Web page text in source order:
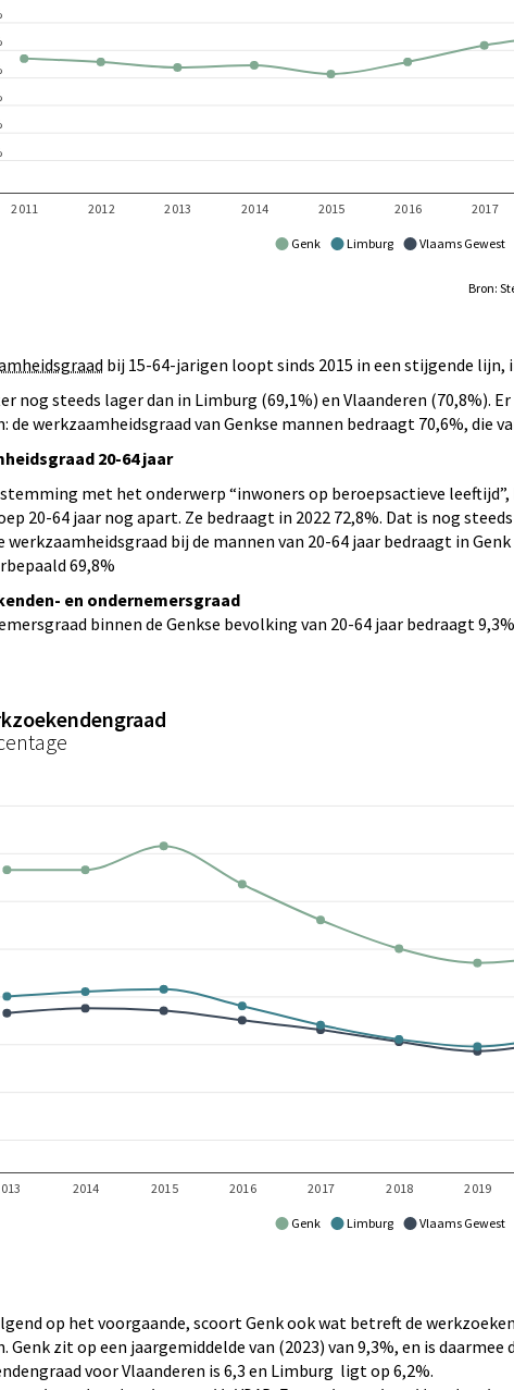
Genk Limburg Vlaams Gewest
Bron:
bij 15-64-jarigen loopt sinds 2015 in een stijgende lijn,
nog steeds lager dan in Limburg (69,1%) en Vlaanderen (70,8%).
de werkzaamheidsgraad van Genkse mannen bedraagt 70,6%, die
20-64 jaar
met het onderwerp “inwoners op beroepsactieve
20-64 jaar nog apart. Ze bedraagt in 2022 72,8%. Dat is nog
werkzaamheidsgraad bij de mannen van 20-64 jaar bedraagt in
69,8%
en ondernemersgraad
binnen de Genkse bevolking van 20-64 jaar bedraagt
Genk Limburg Vlaams Gewest
op het voorgaande, scoort Genk ook wat betreft de
Genk zit op een jaargemiddelde van (2023) van 9,3%, en is
voor Vlaanderen is 6,3 en Limburg ligt op 6,2%.